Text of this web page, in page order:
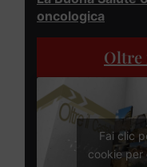
oncologica
Oltre
Fai clic
cookie per